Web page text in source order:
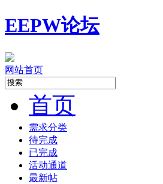
EEPW论坛
网站首页
首页
需求分类
待完成
已完成
活动通道
最新帖